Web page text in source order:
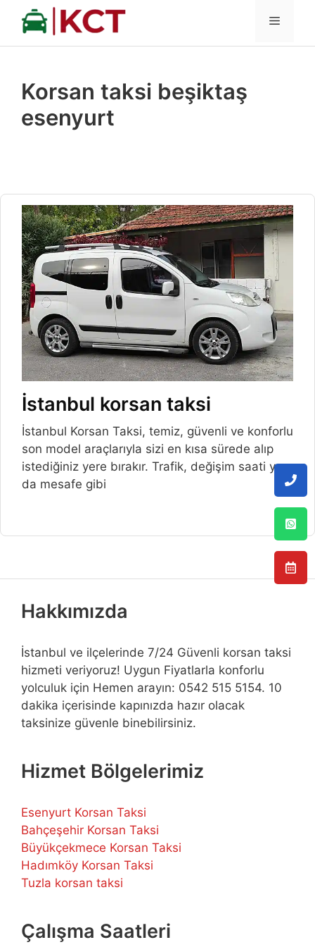
İçeriğe
MENÜ
Korsan taksi beşiktaş
esenyurt
İstanbul korsan taksi
İstanbul Korsan Taksi, temiz, güvenli ve konforlu
son model araçlarıyla sizi en kısa sürede alıp
istediğiniz yere bırakır. Trafik, değişim saati ya
da mesafe gibi
Hakkımızda
İstanbul ve ilçelerinde 7/24 Güvenli korsan taksi
hizmeti veriyoruz! Uygun Fiyatlarla konforlu
yolculuk için Hemen arayın: 0542 515 5154. 10
dakika içerisinde kapınızda hazır olacak
taksinize güvenle binebilirsiniz.
Hizmet Bölgelerimiz
Esenyurt Korsan Taksi
Bahçeşehir Korsan Taksi
Büyükçekmece Korsan Taksi
Hadımköy Korsan Taksi
Tuzla korsan taksi
Çalışma Saatleri